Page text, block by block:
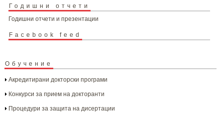
Годишни отчети
Годишни отчети и презентации
Facebook feed
Обучение
Акредитирани докторски програми
Конкурси за прием на докторанти
Процедури за защита на дисертации